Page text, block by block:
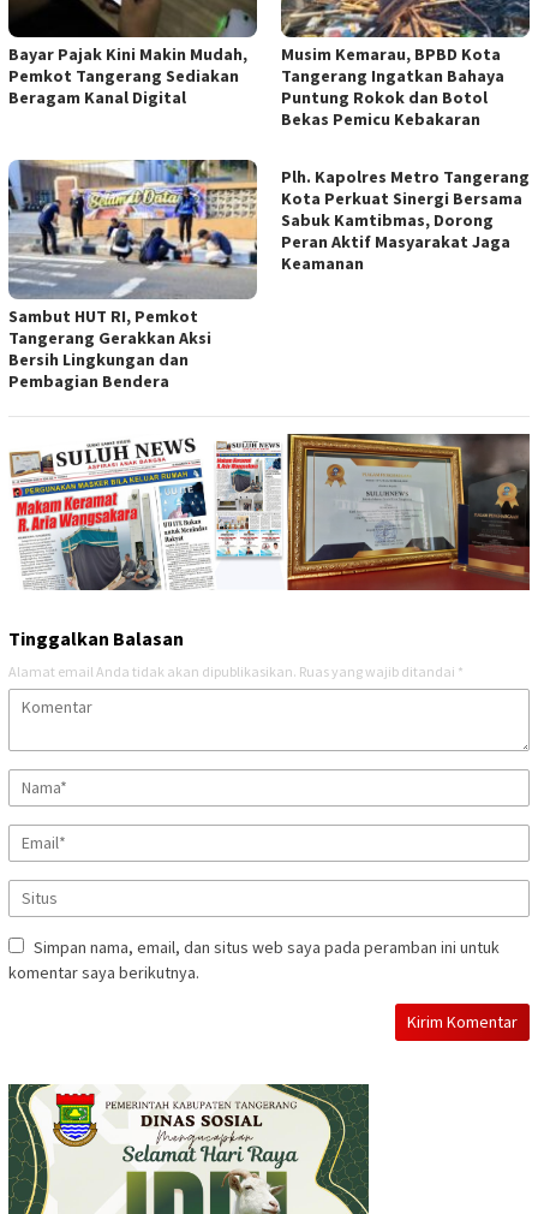
Bayar Pajak Kini Makin Mudah,
Pemkot Tangerang Sediakan
Beragam Kanal Digital
Musim Kemarau, BPBD Kota
Tangerang Ingatkan Bahaya
Puntung Rokok dan Botol
Bekas Pemicu Kebakaran
Sambut HUT RI, Pemkot
Tangerang Gerakkan Aksi
Bersih Lingkungan dan
Pembagian Bendera
Plh. Kapolres Metro Tangerang
Kota Perkuat Sinergi Bersama
Sabuk Kamtibmas, Dorong
Peran Aktif Masyarakat Jaga
Keamanan
Tinggalkan Balasan
Alamat email Anda tidak akan dipublikasikan. Ruas yang wajib ditandai *
Simpan nama, email, dan situs web saya pada peramban ini untuk
komentar saya berikutnya.